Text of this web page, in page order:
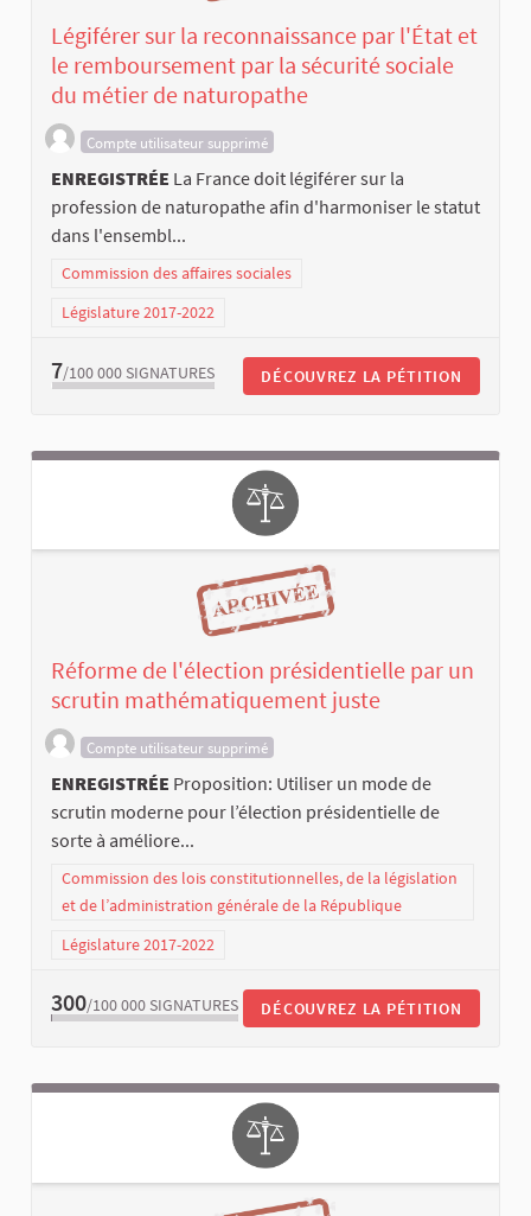
Légiférer sur la reconnaissance par l'État et
le remboursement par la sécurité sociale
du métier de naturopathe
Compte utilisateur supprimé
ENREGISTRÉE La France doit légiférer sur la
profession de naturopathe afin d'harmoniser le statut
dans l'ensembl...
Commission des affaires sociales
Législature 2017-2022
7/100 000 SIGNATURES DÉCOUVREZ LA PÉTITION
Réforme de l'élection présidentielle par un
scrutin mathématiquement juste
Compte utilisateur supprimé
ENREGISTRÉE Proposition: Utiliser un mode de
scrutin moderne pour l’élection présidentielle de
sorte à améliore...
Commission des lois constitutionnelles, de la législation
et de l’administration générale de la République
Législature 2017-2022
300/100 000 SIGNATURES DÉCOUVREZ LA PÉTITION